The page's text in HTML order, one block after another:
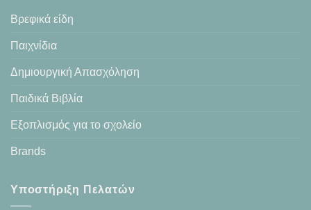
Βρεφικά είδη
Παιχνίδια
Δημιουργική Απασχόληση
Παιδικά Βιβλία
Εξοπλισμός για το σχολείο
Brands
Υποστήριξη Πελατών